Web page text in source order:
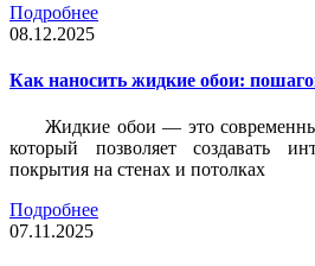
Подробнее
08.12.2025
Как наносить жидкие обои:
Жидкие обои — это
который позволяет создавать
покрытия на стенах и потолках
Подробнее
07.11.2025